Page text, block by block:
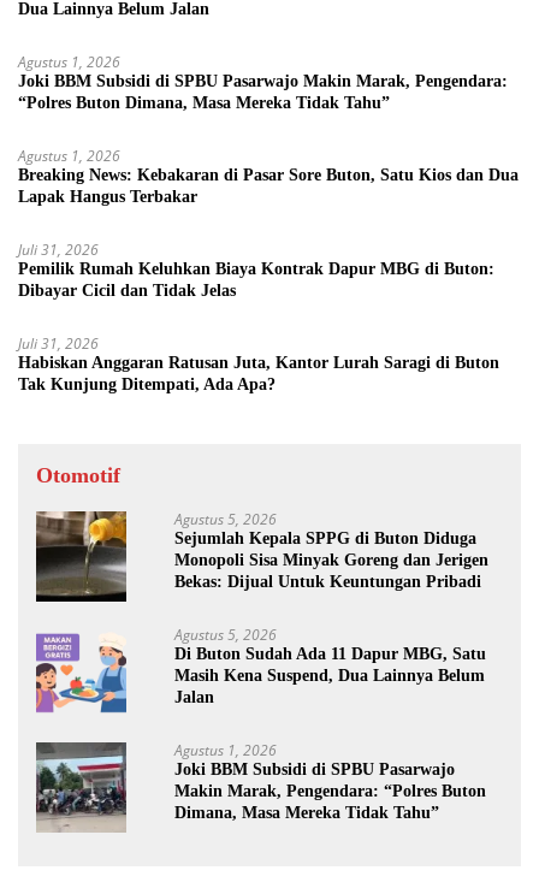
Dua Lainnya Belum Jalan
Agustus 1, 2026
Joki BBM Subsidi di SPBU Pasarwajo Makin Marak, Pengendara:
“Polres Buton Dimana, Masa Mereka Tidak Tahu”
Agustus 1, 2026
Breaking News: Kebakaran di Pasar Sore Buton, Satu Kios dan Dua
Lapak Hangus Terbakar
Juli 31, 2026
Pemilik Rumah Keluhkan Biaya Kontrak Dapur MBG di Buton:
Dibayar Cicil dan Tidak Jelas
Juli 31, 2026
Habiskan Anggaran Ratusan Juta, Kantor Lurah Saragi di Buton
Tak Kunjung Ditempati, Ada Apa?
Otomotif
Agustus 5, 2026
Sejumlah Kepala SPPG di Buton Diduga
Monopoli Sisa Minyak Goreng dan Jerigen
Bekas: Dijual Untuk Keuntungan Pribadi
Agustus 5, 2026
Di Buton Sudah Ada 11 Dapur MBG, Satu
Masih Kena Suspend, Dua Lainnya Belum
Jalan
Agustus 1, 2026
Joki BBM Subsidi di SPBU Pasarwajo
Makin Marak, Pengendara: “Polres Buton
Dimana, Masa Mereka Tidak Tahu”